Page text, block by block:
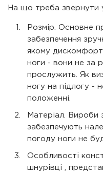
На що треба звернути
Розмір. Основне
забезпечення
якому
ноги - вони не за
прослужить. Як
ногу на підлогу -
положенні.
Матеріал. Вироби
забезпечують
погоду ноги не
Особливості
шнурівці ,